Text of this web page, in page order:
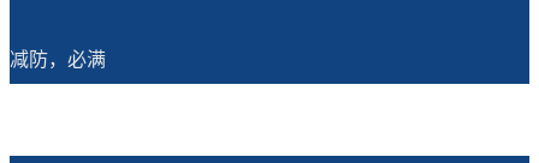
减防，必满